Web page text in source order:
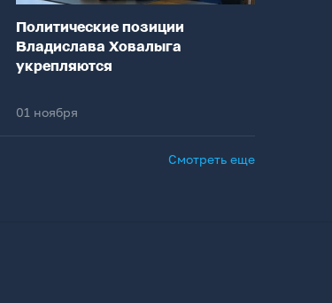
Политические позиции
Владислава Ховалыга
укрепляются
01 ноября
Смотреть еще